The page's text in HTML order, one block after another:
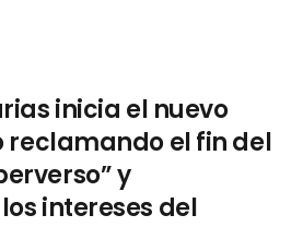
inicia el nuevo
reclamando el fin del
y
intereses del